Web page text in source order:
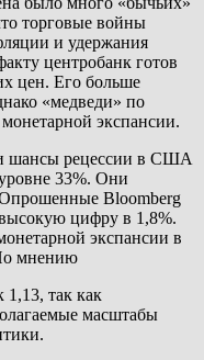
торговые войны
и удержания
центробанк готов
цен. Его больше
«медведи» по
экспансии.
шансы рецессии в США
33%. Они
Bloomberg
цифру в 1,8%.
экспансии в
мнению
1,13, так как
масштабы